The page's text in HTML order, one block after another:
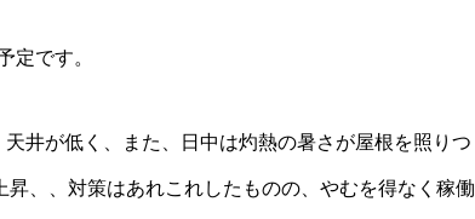
定です。
井が低く、また、日中は灼熱の暑さが屋根を照りつ
、、対策はあれこれしたものの、やむを得なく稼働